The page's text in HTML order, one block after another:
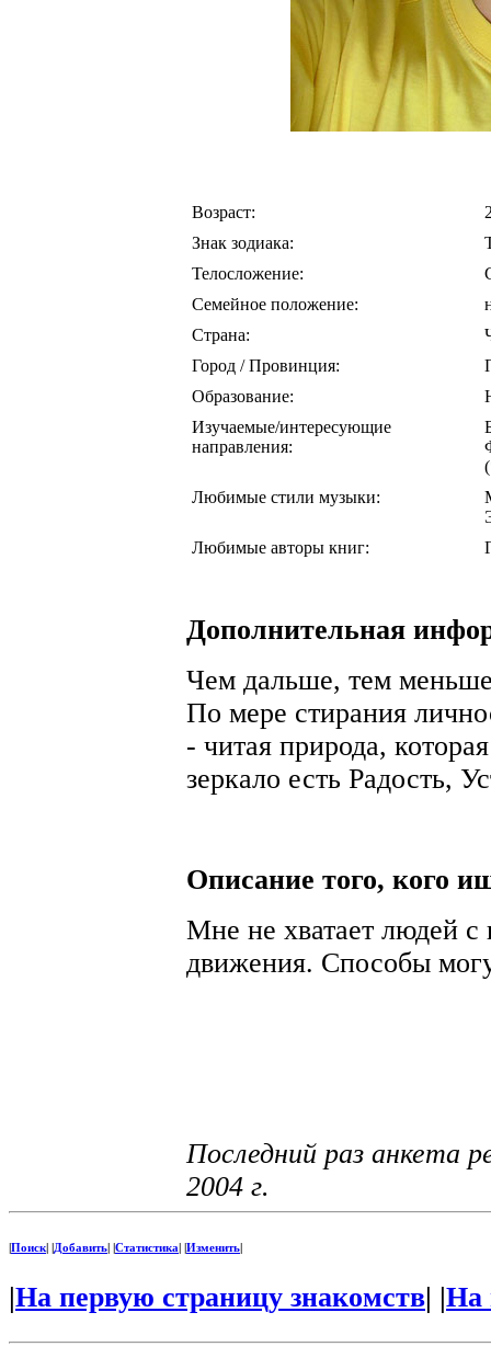
Возраст:
Знак зодиака:
Телосложение:
Семейное положение:
Страна:
Город / Провинция:
Образование:
Изучаемые/интересующие
направления:
(
Любимые стили музыки:
Любимые авторы книг:
Дополнительная
Чем дальше, тем меньше
По мере стирания
- читая природа,
зеркало есть Радость,
Описание того, кого
Мне не хватает людей
движения. Способы
Последний раз анкета
2004 г.
Поиск| | Добавить Статистика Изменить
|На первую страницу знакомств| |На